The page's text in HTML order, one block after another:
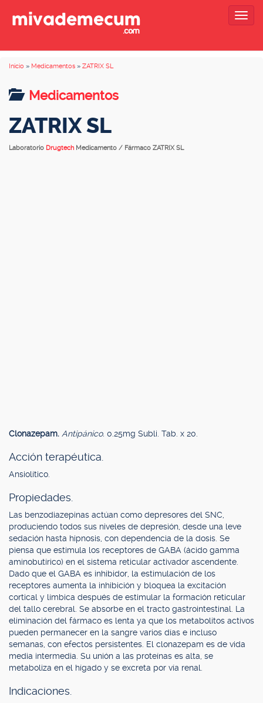
Inicio » Medicamentos » ZATRIX SL
Medicamentos
ZATRIX SL
Laboratorio Drugtech Medicamento / Fármaco ZATRIX SL
Clonazepam. Antipánico. 0.25mg Subli. Tab. x 20.
Acción terapéutica.
Ansiolítico.
Propiedades.
Las benzodiazepinas actúan como depresores del SNC,
produciendo todos sus niveles de depresión, desde una leve
sedación hasta hipnosis, con dependencia de la dosis. Se
piensa que estimula los receptores de GABA (ácido gamma
aminobutírico) en el sistema reticular activador ascendente.
Dado que el GABA es inhibidor, la estimulación de los
receptores aumenta la inhibición y bloquea la excitación
cortical y límbica después de estimular la formación reticular
del tallo cerebral. Se absorbe en el tracto gastrointestinal. La
eliminación del fármaco es lenta ya que los metabolitos activos
pueden permanecer en la sangre varios días e incluso
semanas, con efectos persistentes. El clonazepam es de vida
media intermedia. Su unión a las proteínas es alta, se
metaboliza en el hígado y se excreta por vía renal.
Indicaciones.